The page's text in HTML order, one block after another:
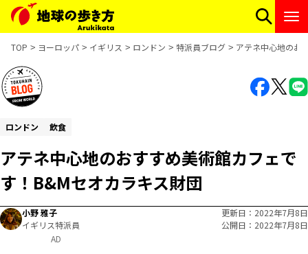
TOP ヨーロッパ イギリス ロンドン 特派員ブログ アテネ中心地のお
ロンドン 飲食
アテネ中心地のおすすめ美術館カフェで
す！B&Mセオカラキス財団
小野 雅子
イギリス特派員
更新日
2022年7月8日
公開日
2022年7月8日
AD